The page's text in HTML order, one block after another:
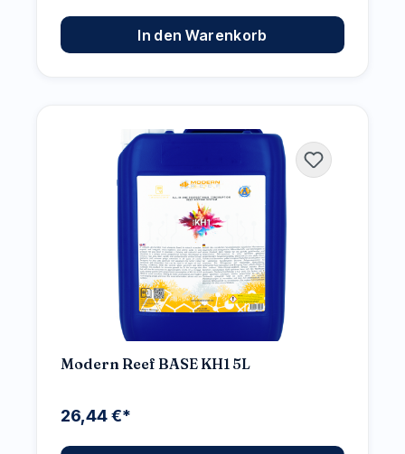
In den Warenkorb
Modern Reef BASE KH1 5L
26,44 €*